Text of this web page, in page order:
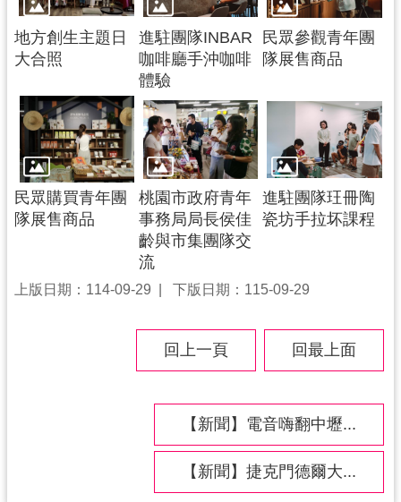
地方創生主題日
大合照
進駐團隊INBAR
咖啡廳手沖咖啡
體驗
民眾參觀青年團
隊展售商品
民眾購買青年團
隊展售商品
桃園市政府青年
事務局局長侯佳
齡與市集團隊交
流
進駐團隊玨冊陶
瓷坊手拉坏課程
上版日期：114-09-29 下版日期：115-09-29
回上一頁 回最上面
【新聞】電音嗨翻中壢...
【新聞】捷克門德爾大...